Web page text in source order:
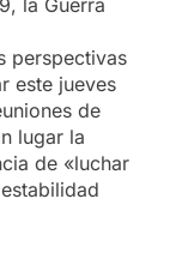
la Guerra
perspectivas
este jueves
de
lugar la
de «luchar